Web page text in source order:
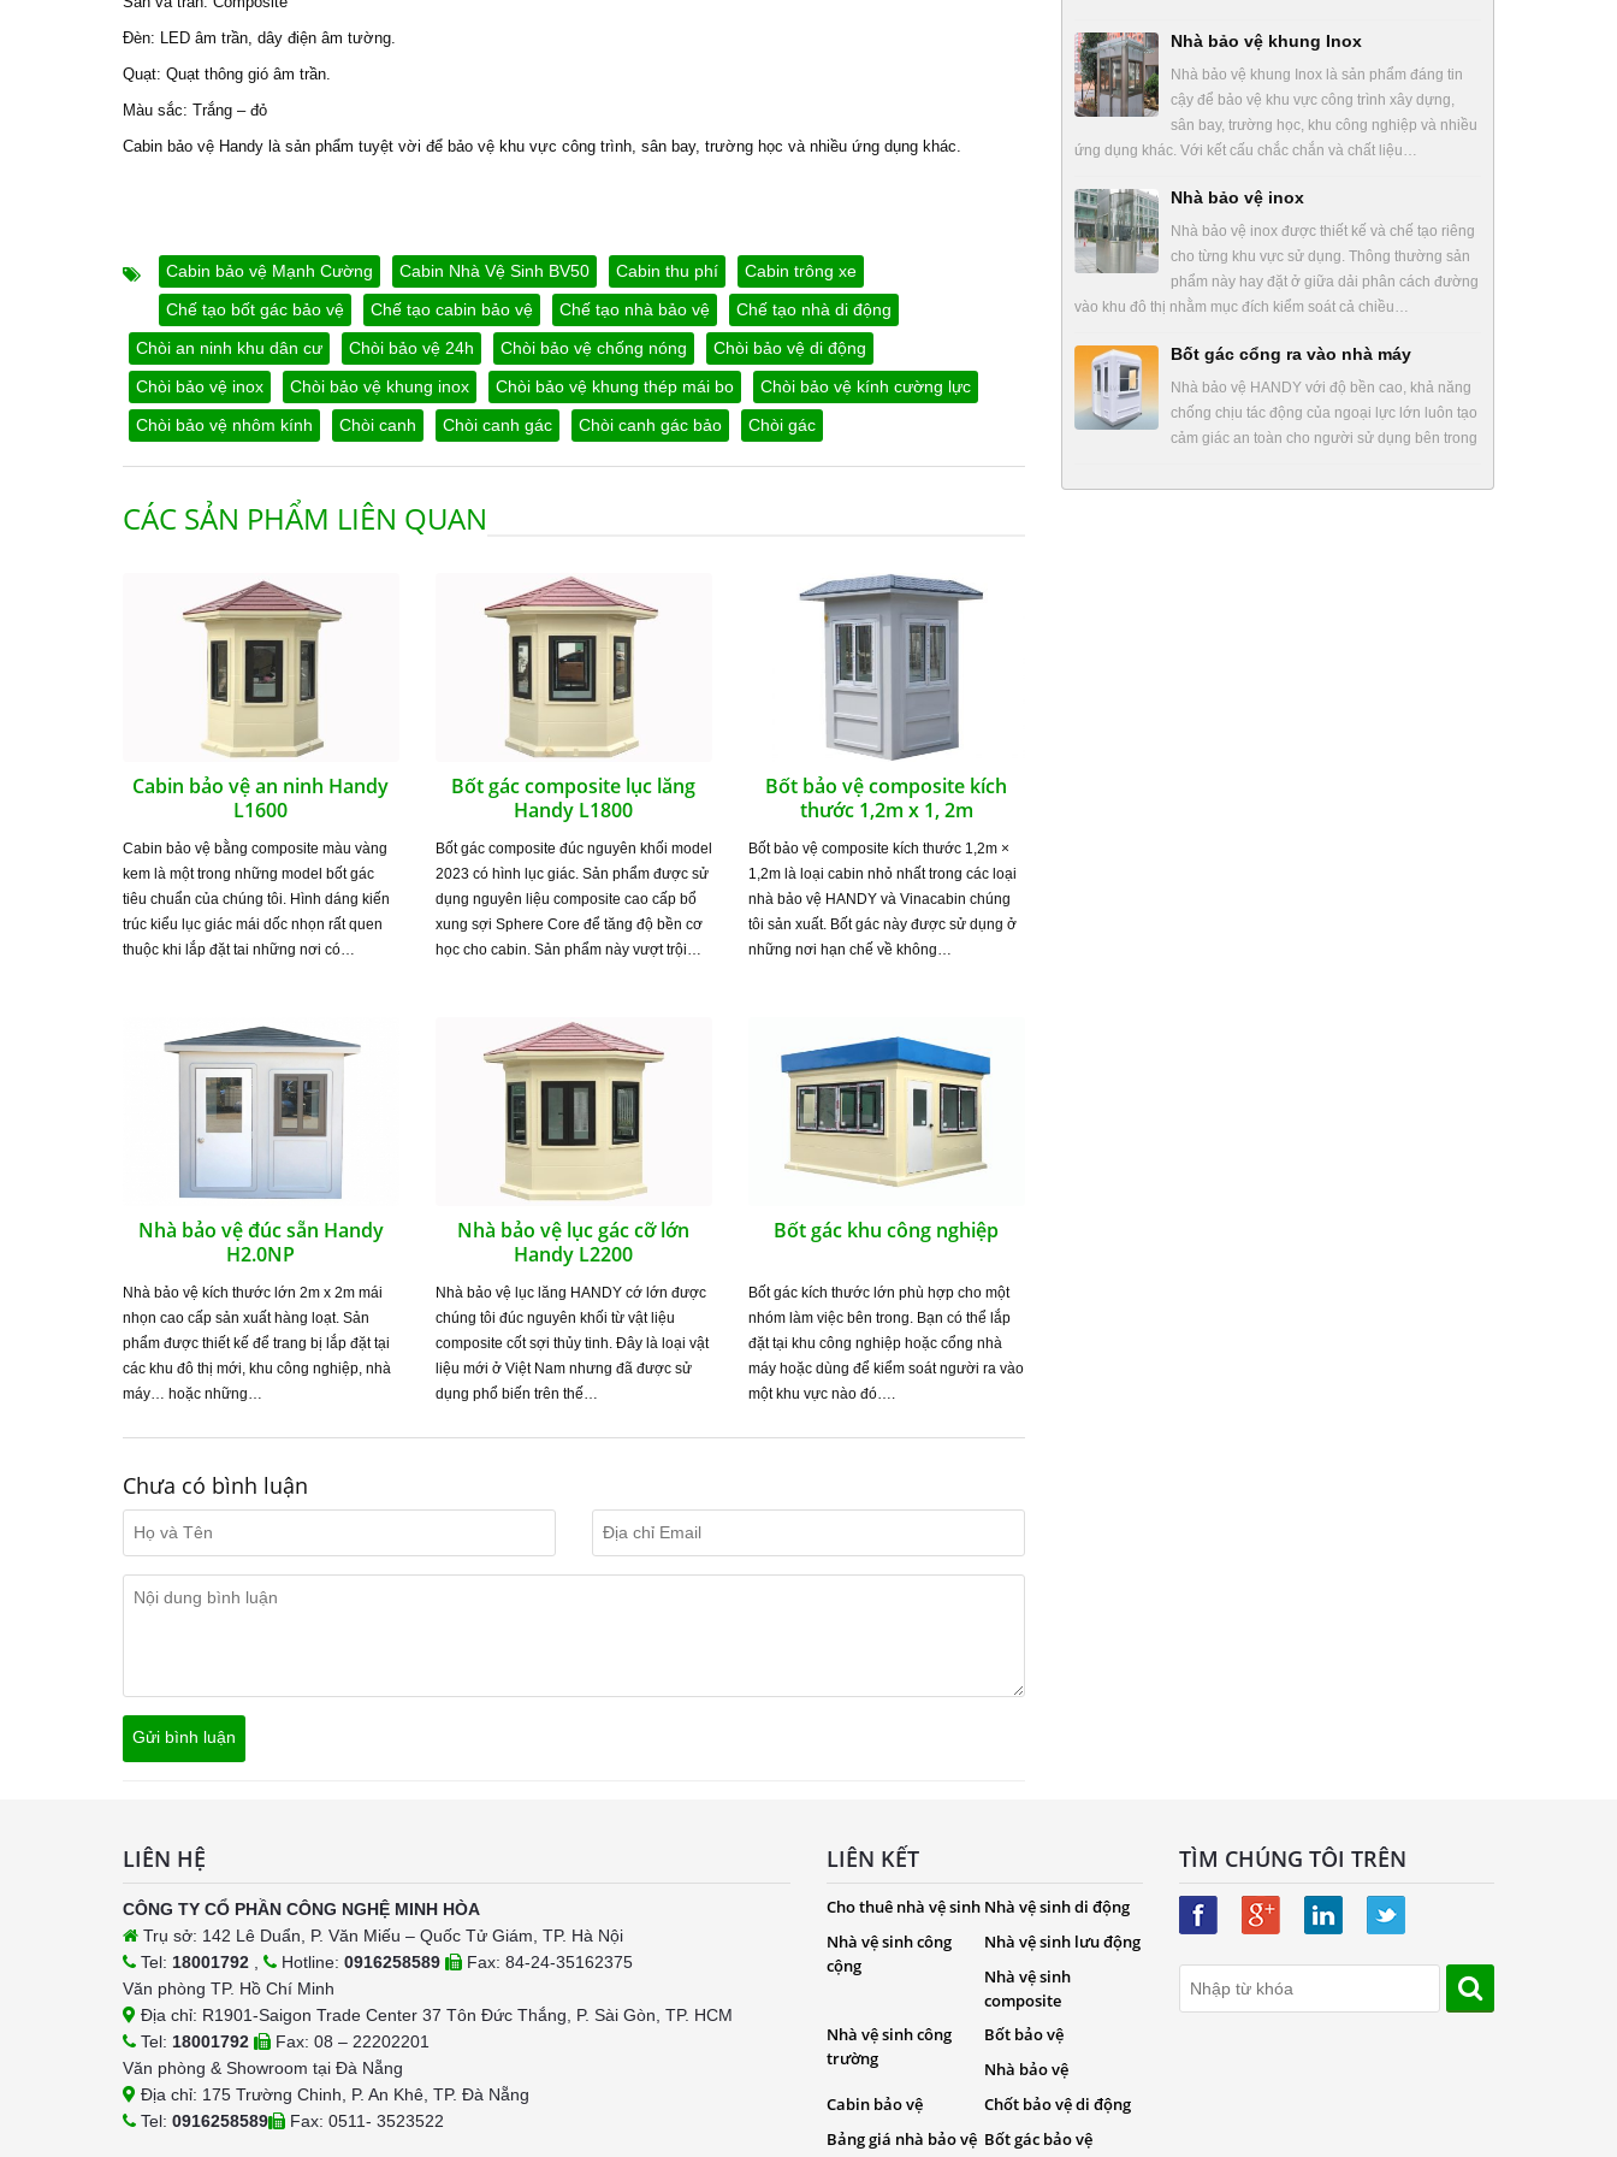
Đèn: LED âm trần, dây điện âm tường.
Quạt: Quạt thông gió âm trần.
Màu sắc: Trắng – đỏ
Cabin bảo vệ Handy là sản phẩm tuyệt vời để bảo vệ khu vực công trình, sân bay, trường học và nhiều ứng dụng khác.
Cabin bảo vệ Mạnh Cường Cabin Nhà Vệ Sinh BV50 Cabin thu phí
Cabin trông xe
Chế tạo bốt gác bảo vệ
Chế tạo cabin bảo vệ Chế tạo nhà bảo vệ
Chế tạo nhà di động
Chòi an ninh khu dân cư
Chòi bảo vệ 24h Chòi bảo vệ chống nóng
Chòi bảo vệ di động
Chòi bảo vệ inox
Chòi bảo vệ khung inox Chòi bảo vệ khung thép mái bo
Chòi bảo vệ kính cường lực
Chòi bảo vệ nhôm kính
Chòi canh Chòi canh gác Chòi canh gác bảo Chòi gác
CÁC SẢN PHẨM LIÊN QUAN
Cabin bảo vệ an ninh Handy
L1600
Cabin bảo vệ bằng composite màu vàng
kem là một trong những model bốt gác
tiêu chuẩn của chúng tôi. Hình dáng kiến
trúc kiểu lục giác mái dốc nhọn rất quen
thuộc khi lắp đặt tai những nơi có…
Bốt gác composite lục lăng
Handy L1800
Bốt gác composite đúc nguyên khối model
2023 có hình lục giác. Sản phẩm được sử
dụng nguyên liệu composite cao cấp bổ
xung sợi Sphere Core để tăng độ bền cơ
học cho cabin. Sản phẩm này vượt trội…
Bốt bảo vệ composite kích
thước 1,2m x 1, 2m
Bốt bảo vệ composite kích thước 1,2m ×
1,2m là loại cabin nhỏ nhất trong các loại
nhà bảo vệ HANDY và Vinacabin chúng
tôi sản xuất. Bốt gác này được sử dụng ở
những nơi hạn chế về không…
Nhà bảo vệ đúc sẵn Handy
H2.0NP
Nhà bảo vệ kích thước lớn 2m x 2m mái
nhọn cao cấp sản xuất hàng loạt. Sản
phẩm được thiết kế để trang bị lắp đặt tại
các khu đô thị mới, khu công nghiệp, nhà
máy… hoặc những…
Nhà bảo vệ lục gác cỡ lớn
Handy L2200
Nhà bảo vệ lục lăng HANDY cớ lớn được
chúng tôi đúc nguyên khối từ vật liệu
composite cốt sợi thủy tinh. Đây là loại vật
liệu mới ở Việt Nam nhưng đã được sử
dụng phổ biến trên thế…
Bốt gác khu công nghiệp
Bốt gác kích thước lớn phù hợp cho một
nhóm làm việc bên trong. Bạn có thể lắp
đặt tại khu công nghiệp hoặc cổng nhà
máy hoặc dùng để kiểm soát người ra vào
một khu vực nào đó….
Chưa có bình luận
Nhà bảo vệ khung Inox
Nhà bảo vệ khung Inox là sản phẩm đáng tin
cậy để bảo vệ khu vực công trình xây dựng,
sân bay, trường học, khu công nghiệp và nhiều
ứng dụng khác. Với kết cấu chắc chắn và chất liệu…
Nhà bảo vệ inox
Nhà bảo vệ inox được thiết kế và chế tạo riêng
cho từng khu vực sử dụng. Thông thường sản
phẩm này hay đặt ở giữa dải phân cách đường
vào khu đô thị nhằm mục đích kiểm soát cả chiều…
Bốt gác cổng ra vào nhà máy
Nhà bảo vệ HANDY với độ bền cao, khả năng
chống chịu tác động của ngoại lực lớn luôn tạo
cảm giác an toàn cho người sử dụng bên trong
LIÊN HỆ
CÔNG TY CỔ PHẦN CÔNG NGHỆ MINH HÒA
Trụ sở: 142 Lê Duẩn, P. Văn Miếu – Quốc Tử Giám, TP. Hà Nội
Tel: 18001792 , Hotline: 0916258589
Fax: 84-24-35162375
Văn phòng TP. Hồ Chí Minh
Địa chỉ: R1901-Saigon Trade Center 37 Tôn Đức Thắng, P. Sài Gòn, TP. HCM
Tel: 18001792
Fax: 08 – 22202201
Văn phòng & Showroom tại Đà Nẵng
Địa chỉ: 175 Trường Chinh, P. An Khê, TP. Đà Nẵng
Tel: 0916258589 Fax: 0511- 3523522
LIÊN KẾT
Cho thuê nhà vệ sinh Nhà vệ sinh di động
Nhà vệ sinh công
cộng
Nhà vệ sinh lưu động
Nhà vệ sinh
composite
Nhà vệ sinh công
trường
Bốt bảo vệ
Nhà bảo vệ
Cabin bảo vệ
Chốt bảo vệ di động
Bảng giá nhà bảo vệ Bốt gác bảo vệ
TÌM CHÚNG TÔI TRÊN